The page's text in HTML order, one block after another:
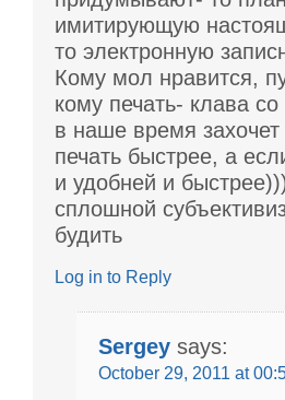
имитирующую
то электронную
Кому мол нравится,
кому печать- клава
в наше время
печать быстрее, а
и удобней и
сплошной
будить
Log in to Reply
Sergey says:
October 29, 2011 at